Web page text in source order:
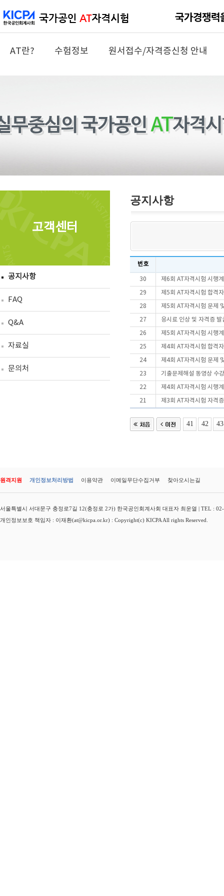
AT란? 수험정보 원서접수/자격증신청 안내
고객센터
공지사항
FAQ
Q&A
자료실
문의처
공지사항
번호
30 제6회 AT자격시험 시행
29 제5회 AT자격시험 합격
28 제5회 AT자격시험 문제
27 응시료 인상 및 자격증 발
26 제5회 AT자격시험 시행
25 제4회 AT자격시험 합격
24 제4회 AT자격시험 문제
23 기출문제해설 동영상 수
22 제4회 AT자격시험 시행
21 제3회 AT자격시험 자격
41 42 43
원격지원 개인정보처리방법 이용약관 이메일무단수집거부 찾아오시는길
서울특별시 서대문구 충정로7길 12(충정로 2가) 한국공인회계사회 대표자 최운열 | TEL :
개인정보보호 책임자 : 이재환(at@kicpa.or.kr) : Copyright(c) KICPA All rights Reserved.